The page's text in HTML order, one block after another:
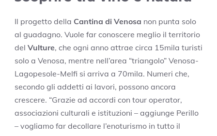
Il progetto della Cantina di Venosa non punta solo
al guadagno. Vuole far conoscere meglio il territorio
del Vulture, che ogni anno attrae circa 15mila turisti
solo a Venosa, mentre nell’area “triangolo” Venosa-
Lagopesole-Melfi si arriva a 70mila. Numeri che,
secondo gli addetti ai lavori, possono ancora
crescere. “Grazie ad accordi con tour operator,
associazioni culturali e istituzioni – aggiunge Perillo
– vogliamo far decollare l’enoturismo in tutto il